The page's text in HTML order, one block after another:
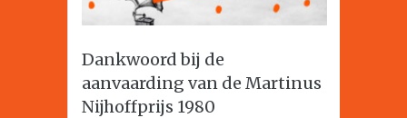
Dankwoord bij de
aanvaarding van de Martinus
Nijhoffprijs 1980